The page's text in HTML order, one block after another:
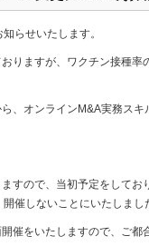
らせいたします。
りますが、ワクチン接種率
、オンラインM&A実務スキ
すので、当初予定をしてお
催しないことにいたしまし
催をいたしますので、ご都